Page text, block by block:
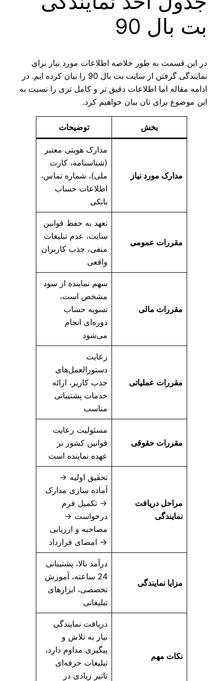
بت بال 90
در این قسمت به طور خلاصه اطلاعات مورد نیاز برای
نمایندگی گرفتن از سایت بت بال 90 را بیان کرده ایم. در
ادامه مقاله اما اطلاعات دقیق تر و کامل تری را نسبت به
این موضوع برای تان بیان خواهیم کرد.
بخش توضیحات
مدارک مورد نیاز
مدارک هویتی معتبر
(شناسنامه، کارت
ملی)، شماره تماس،
اطلاعات حساب
بانکی
مقررات عمومی
تعهد به حفظ قوانین
سایت، عدم تبلیغات
منفی، جذب کاربران
واقعی
مقررات مالی
سهم نماینده از سود
مشخص است،
تسویه حساب
دوره‌ای انجام
می‌شود
مقررات عملیاتی
رعایت
دستورالعمل‌های
جذب کاربر، ارائه
خدمات پشتیبانی
مناسب
مقررات حقوقی
مسئولیت رعایت
قوانین کشور بر
عهده نماینده است
مراحل دریافت
نمایندگی
تحقیق اولیه →
آماده سازی مدارک
→ تکمیل فرم
درخواست →
مصاحبه و ارزیابی
→ امضای قرارداد
مزایا نمایندگی
درآمد بالا، پشتیبانی
24 ساعته، آموزش
تخصصی، ابزارهای
تبلیغاتی
نکات مهم
دریافت نمایندگی
نیاز به تلاش و
پیگیری مداوم دارد،
تبلیغات حرفه‌ای
تاثیر زیادی در